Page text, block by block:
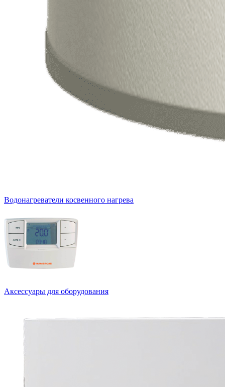
Водонагреватели косвенного нагрева
Аксессуары для оборудования